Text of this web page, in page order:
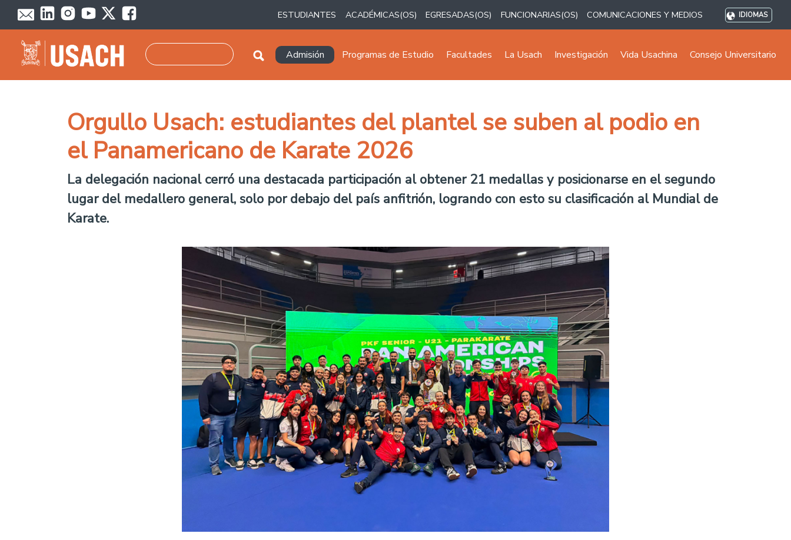
Pasar al contenido principal
ESTUDIANTES ACADÉMICAS(OS) EGRESADAS(OS) FUNCIONARIAS(OS) COMUNICACIONES Y MEDIOS IDIOMAS
Navegación principal
Admisión Programas de Estudio Facultades La Usach Investigación Vida Usachina Consejo Universitario
Orgullo Usach: estudiantes del plantel se suben al podio en
el Panamericano de Karate 2026
La delegación nacional cerró una destacada participación al obtener 21 medallas y posicionarse en el segundo
lugar del medallero general, solo por debajo del país anfitrión, logrando con esto su clasificación al Mundial de
Karate.